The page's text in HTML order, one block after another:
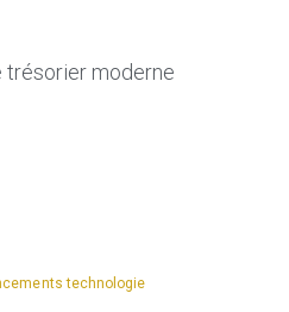
trésorier moderne